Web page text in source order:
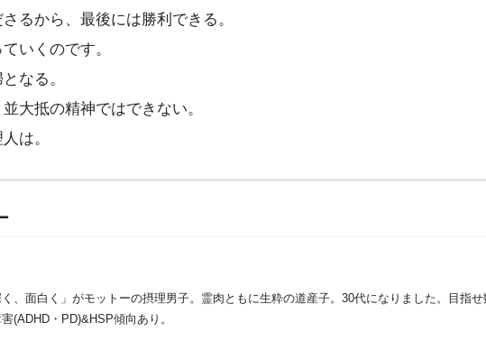
るから、最後には勝利できる。
いくのです。
なる。
大抵の精神ではできない。
は。
く、面白く」がモットーの摂理男子。霊肉ともに生粋の道産子。30代になりました。目指
(ADHD・PD)&HSP傾向あり。